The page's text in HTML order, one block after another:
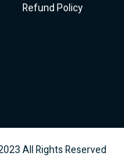
Refund Policy
All Rights Reserved